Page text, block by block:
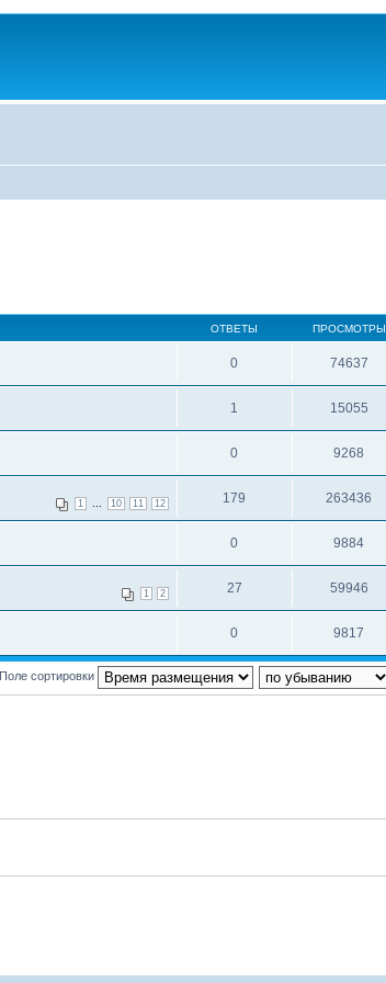
ОТВЕТЫ ПРОСМОТРЫ
0 74637
1 15055
0 9268
1 10 11 12 179 263436
0 9884
1 2 27 59946
0 9817
Поле сортировки